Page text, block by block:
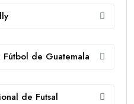
de Guatemala
de Futsal